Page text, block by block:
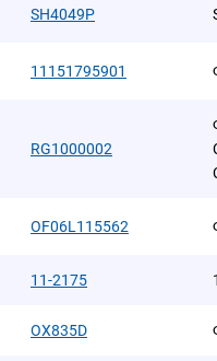
SH4049P
11151795901
RG1000002
OF06L115562
11-2175
OX835D